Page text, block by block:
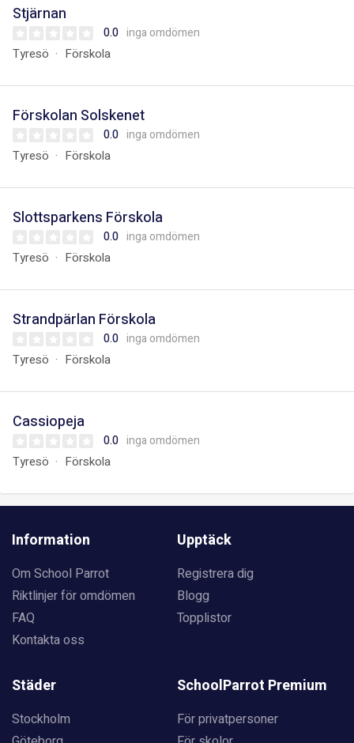
Stjärnan
0.0 inga omdömen
Tyresö Förskola
Förskolan Solskenet
0.0 inga omdömen
Tyresö Förskola
Slottsparkens Förskola
0.0 inga omdömen
Tyresö Förskola
Strandpärlan Förskola
0.0 inga omdömen
Tyresö Förskola
Cassiopeja
0.0 inga omdömen
Tyresö Förskola
Information
Om School Parrot
Riktlinjer för omdömen
FAQ
Kontakta oss
Upptäck
Registrera dig
Blogg
Topplistor
Städer
Stockholm
SchoolParrot Premium
För privatpersoner